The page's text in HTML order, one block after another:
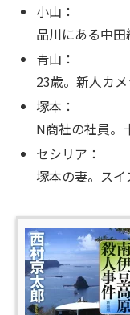
小山：
品川にある中田
青山：
23歳。新人カメ
塚本：
N商社の社員。
セシリア：
塚本の妻。スイ